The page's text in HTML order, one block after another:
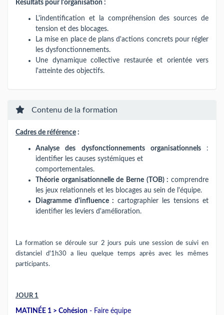
Résultats pour l'organisation :
L'indentification et la compréhension des sources de
tension et des blocages.
La mise en place de plans d'actions concrets pour régler
les dysfonctionnements.
Une dynamique collective restaurée et orientée vers
l'atteinte des objectifs.
Contenu de la formation
Cadres de référence :
Analyse des dysfonctionnements organisationnels :
identifier les causes systémiques et
comportementales.
Théorie organisationnelle de Berne (TOB) : comprendre
les jeux relationnels et les blocages au sein de l'équipe.
Diagramme d'influence : cartographier les tensions et
identifier les leviers d'amélioration.
La formation se déroule sur 2 jours puis une session de suivi en
distanciel d'1h30 a lieu quelque temps après avec les mêmes
participants.
JOUR 1
MATINÉE 1 > Cohésion - Faire équipe